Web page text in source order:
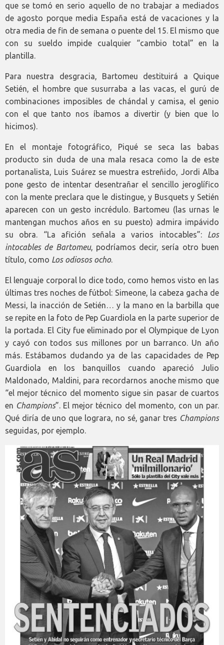
que se tomó en serio aquello de no trabajar a mediados
de agosto porque media España está de vacaciones y la
otra media de fin de semana o puente del 15. El mismo que
con su sueldo impide cualquier “cambio total” en la
plantilla.
Para nuestra desgracia, Bartomeu destituirá a Quique
Setién, el hombre que susurraba a las vacas, el gurú de
combinaciones imposibles de chándal y camisa, el genio
con el que tanto nos íbamos a divertir (y bien que lo
hicimos).
En el montaje fotográfico, Piqué se seca las babas
producto sin duda de una mala resaca como la de este
portanalista, Luis Suárez se muestra estreñido, Jordi Alba
pone gesto de intentar desentrañar el sencillo jeroglífico
con la mente preclara que le distingue, y Busquets y Setién
aparecen con un gesto incrédulo. Bartomeu (las urnas le
mantengan muchos años en su puesto) admira impávido
su obra. “La afición señala a varios intocables”: Los
intocables de Bartomeu, podríamos decir, sería otro buen
título, como Los odiosos ocho.
El lenguaje corporal lo dice todo, como hemos visto en las
últimas tres noches de fútbol: Simeone, la cabeza gacha de
Messi, la inacción de Setién… y la mano en la barbilla que
se repite en la foto de Pep Guardiola en la parte superior de
la portada. El City fue eliminado por el Olympique de Lyon
y cayó con todos sus millones por un barranco. Un año
más. Estábamos dudando ya de las capacidades de Pep
Guardiola en los banquillos cuando apareció Julio
Maldonado, Maldini, para recordarnos anoche mismo que
“el mejor técnico del momento sigue sin pasar de cuartos
en Champions”. El mejor técnico del momento, con un par.
Qué diría de uno que lograra, no sé, ganar tres Champions
seguidas, por ejemplo.